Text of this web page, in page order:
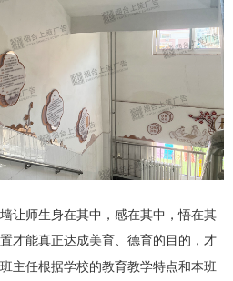
让师生身在其中，感在其中，悟在其
才能真正达成美育、德育的目的，才
班主任根据学校的教育教学特点和本班